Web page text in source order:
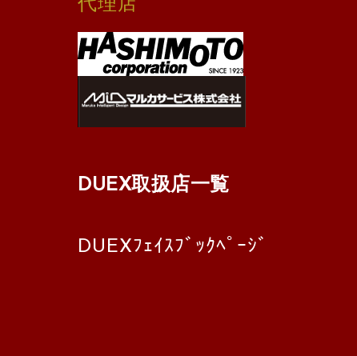
代理店
DUEX取扱店一覧
DUEXﾌｪｲｽﾌﾞｯｸﾍﾟｰｼﾞ